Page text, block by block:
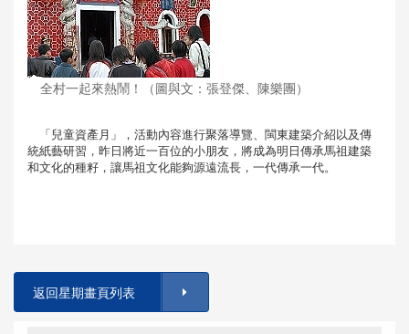
全村一起來熱鬧！（圖與文：張登傑、陳樂團）
「兒童資產月」，活動內容進行聚落導覽、閩東建築介紹以及傳
統紙藝研習，昨日將近一百位的小朋友，將成為明日傳承馬祖建築
和文化的種籽，讓馬祖文化能夠源遠流長，一代傳承一代。
返回星期畫頁列表